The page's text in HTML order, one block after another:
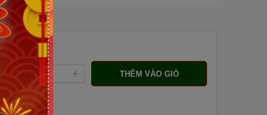
THÊM VÀO GIỎ